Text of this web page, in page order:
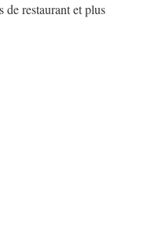
de restaurant et plus